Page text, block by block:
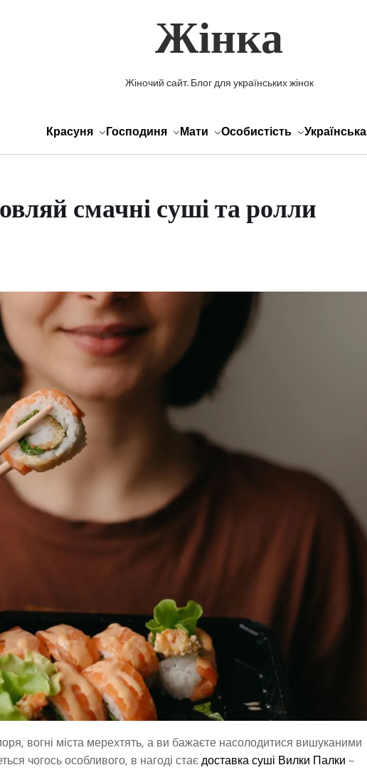
Жінка
Жіночий сайт. Блог для українських жінок
Красуня Господиня Мати Особистість Українська
смачні суші та ролли
вогні міста мерехтять, а ви бажаєте насолодитися вишуканими
чогось особливого, в нагоді стаєдоставка суші Вилки Палки –